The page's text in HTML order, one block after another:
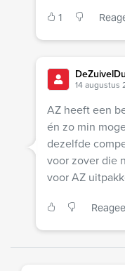
1
14 augustus
AZ heeft een
én zo min
dezelfde
voor zover die
voor AZ